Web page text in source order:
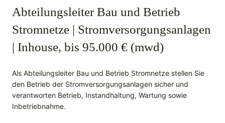
Abteilungsleiter Bau und Betrieb
Stromnetze | Stromversorgungsanlagen
| Inhouse, bis 95.000 € (mwd)
Als Abteilungsleiter Bau und Betrieb Stromnetze stellen Sie
den Betrieb der Stromversorgungsanlagen sicher und
verantworten Betrieb, Instandhaltung, Wartung sowie
Inbetriebnahme.